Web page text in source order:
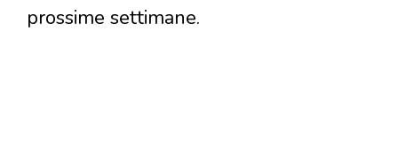
prossime settimane.